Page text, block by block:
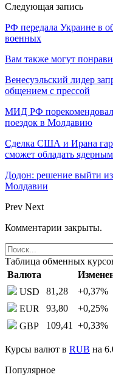
Следующая запись
РФ передала Украине в
военных
Вам также могут
Венесуэльский лидер
общением с прессой
МИД РФ порекомендовал
поездок в Молдавию
Сделка США и Ирана
сможет обладать
Додон: решение выйти
Молдавии
Prev Next
Комментарии закрыты.
Таблица обменных
Валюта
USD
81,28 +0,37%
EUR
93,80 +0,25%
GBP
109,41 +0,33%
Курсы валют в RUB на
Популярное